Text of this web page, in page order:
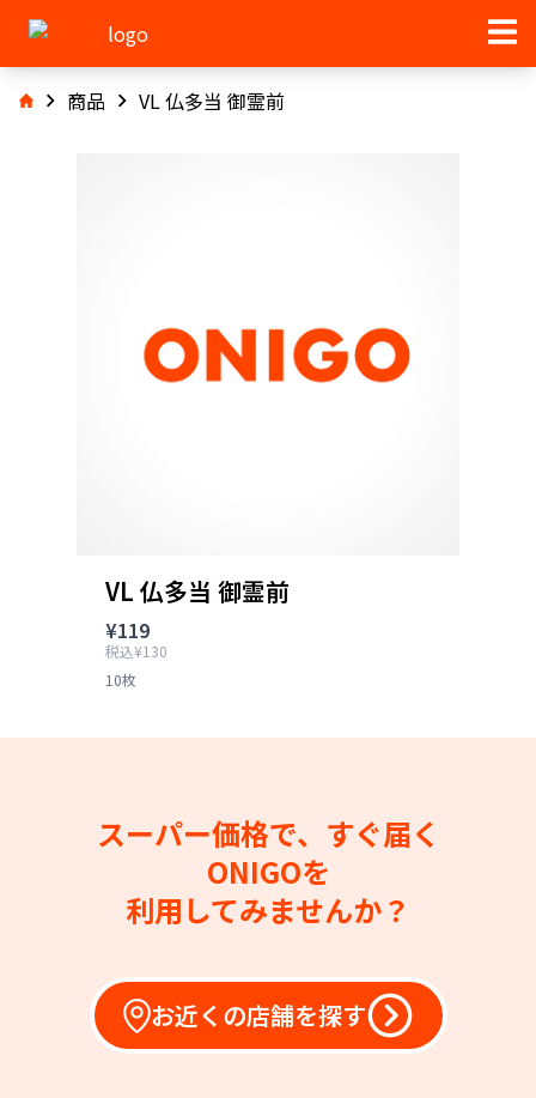
商品 VL 仏多当 御霊前
VL 仏多当 御霊前
¥119
税込¥130
10枚
スーパー価格で、すぐ届く
ONIGOを
利用してみませんか？
お近くの店舗を探す